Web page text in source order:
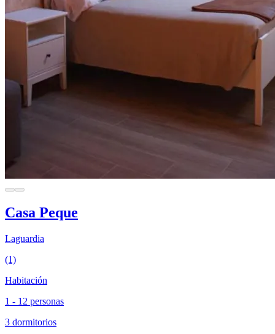
Casa Peque
Laguardia
(1)
Habitación
1 - 12 personas
3 dormitorios